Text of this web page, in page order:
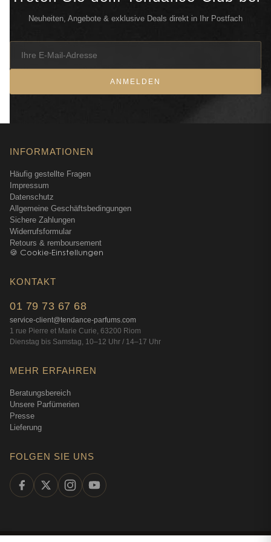
Neuheiten, Angebote & exklusive Deals direkt in Ihr Postfach
ANMELDEN
INFORMATIONEN
Häufig gestellte Fragen
Impressum
Datenschutz
Allgemeine Geschäftsbedingungen
Sichere Zahlungen
Widerrufsformular
Retours & remboursement
🍪 Cookie-Einstellungen
KONTAKT
01 79 73 67 68
service-client@tendance-parfums.com
1 rue Pierre et Marie Curie, 63200 Riom
Dienstag bis Samstag, 10–12 Uhr / 14–17 Uhr
MEHR ERFAHREN
Beratungsbereich
Unsere Parfümerien
Presse
Lieferung
FOLGEN SIE UNS